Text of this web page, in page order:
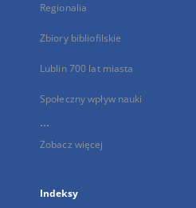
Regionalia
Zbiory bibliofilskie
Lublin 700 lat miasta
Społeczny wpływ nauki
...
Zobacz więcej
Indeksy